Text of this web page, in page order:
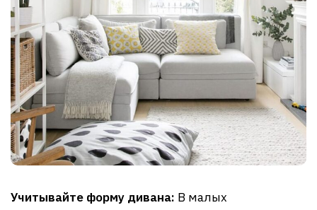
Учитывайте форму дивана: В малых